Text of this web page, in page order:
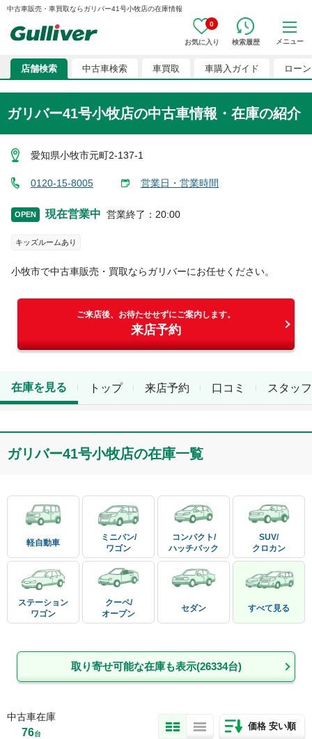
中古車販売・車買取ならガリバー41号小牧店の在庫情報
0
お気に入り 検索履歴 メニュー
店舗検索 中古車検索 車買取 車購入ガイド ローン
ガリバー41号小牧店の中古車情報・在庫の紹介
愛知県小牧市元町2-137-1
0120-15-8005 営業日・営業時間
OPEN 現在営業中 営業終了 ： 20:00
キッズルームあり
小牧市で中古車販売・買取ならガリバーにお任せください。
ご来店後、お待たせせずにご案内します。
来店予約
トップ
在庫を見る 来店予約 口コミ スタッフ
ガリバー41号小牧店の在庫一覧
軽自動車
ミニバン/
ワゴン
コンパクト/
ハッチバック
SUV/
クロカン
ステーション
ワゴン
クーペ/
オープン
セダン すべて見る
取り寄せ可能な在庫も表示(26334台)
中古車在庫
76台
価格 安い順